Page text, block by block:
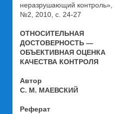
неразрушающий контроль»,
№2, 2010, с. 24-27
ОТНОСИТЕЛЬНАЯ
ДОСТОВЕРНОСТЬ —
ОБЪЕКТИВНАЯ ОЦЕНКА
КАЧЕСТВА КОНТРОЛЯ
Автор
С. М. МАЕВСКИЙ
Реферат